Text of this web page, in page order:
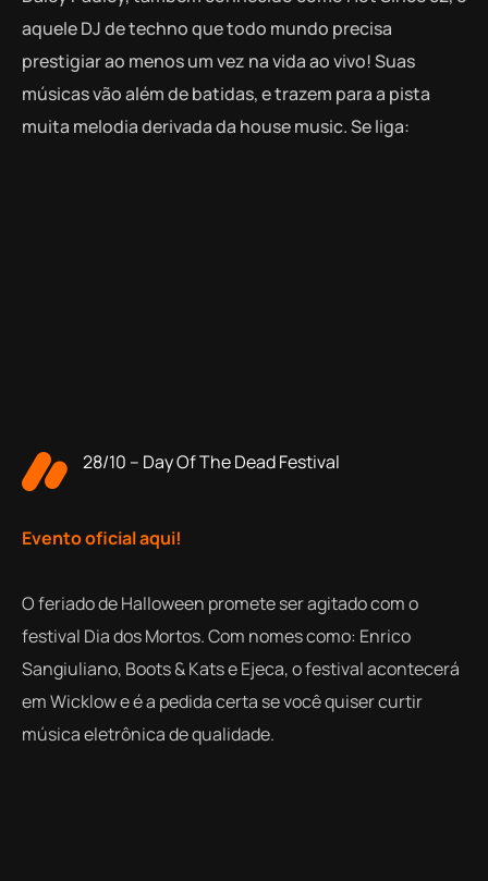
aquele DJ de techno que todo mundo precisa
prestigiar ao menos um vez na vida ao vivo! Suas
músicas vão além de batidas, e trazem para a pista
muita melodia derivada da house music. Se liga:
28/10 – Day Of The Dead Festival
Evento oficial aqui!
O feriado de Halloween promete ser agitado com o
festival Dia dos Mortos. Com nomes como: Enrico
Sangiuliano, Boots & Kats e Ejeca, o festival acontecerá
em Wicklow e é a pedida certa se você quiser curtir
música eletrônica de qualidade.